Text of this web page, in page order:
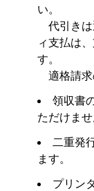
い。
代引きは
ィ支払は
す。
適格請求
領収書
ただけま
二重発
ます。
プリン